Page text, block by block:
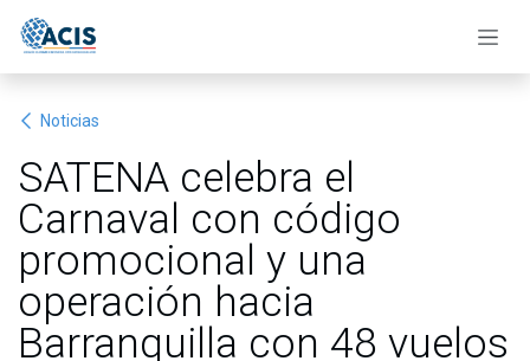
Noticias
SATENA celebra el
Carnaval con código
promocional y una
operación hacia
Barranquilla con 48 vuelos